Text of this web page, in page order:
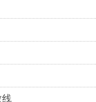
线